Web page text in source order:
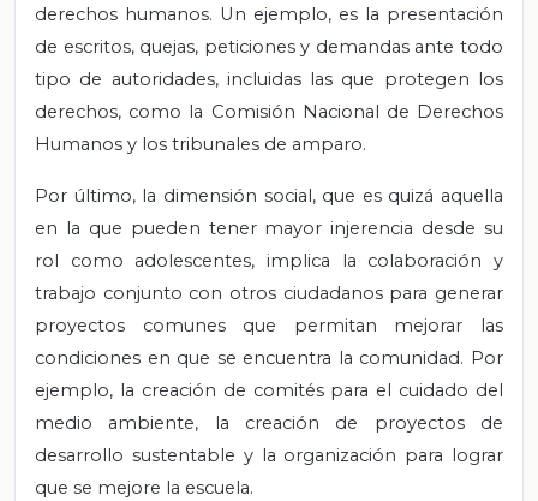
derechos humanos. Un ejemplo, es la presentación
de escritos, quejas, peticiones y demandas ante todo
tipo de autoridades, incluidas las que protegen los
derechos, como la Comisión Nacional de Derechos
Humanos y los tribunales de amparo.
Por último, la dimensión social, que es quizá aquella
en la que pueden tener mayor injerencia desde su
rol como adolescentes, implica la colaboración y
trabajo conjunto con otros ciudadanos para generar
proyectos comunes que permitan mejorar las
condiciones en que se encuentra la comunidad. Por
ejemplo, la creación de comités para el cuidado del
medio ambiente, la creación de proyectos de
desarrollo sustentable y la organización para lograr
que se mejore la escuela.